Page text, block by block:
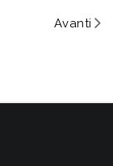
Avanti